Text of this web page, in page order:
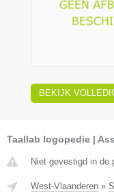
BEKIJK
Taallab logopedie |
Niet gevestigd in de
West-Vlaanderen »